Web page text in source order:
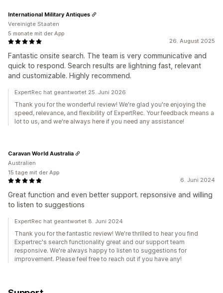
26. August 2025
Fantastic onsite search. The team is very communicative and
quick to respond. Search results are lightning fast, relevant
and customizable. Highly recommend.
International Military Antiques
Vereinigte Staaten
5 monate mit der App
ExpertRec hat geantwortet 25. Juni 2026
Thank you for the wonderful review! We're glad you're enjoying the
speed, relevance, and flexibility of ExpertRec. Your feedback means a
lot to us, and we're always here if you need any assistance!
6. Juni 2024
Great function and even better support. repsonsive and willing
to listen to suggestions
Caravan World Australia
Australien
15 tage mit der App
ExpertRec hat geantwortet 8. Juni 2024
Thank you for the fantastic review! We're thrilled to hear you find
Expertrec's search functionality great and our support team
responsive. We're always happy to listen to suggestions for
improvement. Please feel free to reach out if you have any!